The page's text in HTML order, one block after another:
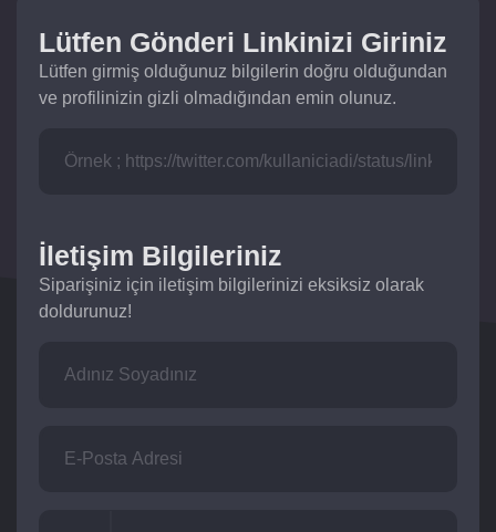
Lütfen Gönderi Linkinizi Giriniz
Lütfen girmiş olduğunuz bilgilerin doğru olduğundan
ve profilinizin gizli olmadığından emin olunuz.
İletişim Bilgileriniz
Siparişiniz için iletişim bilgilerinizi eksiksiz olarak
doldurunuz!